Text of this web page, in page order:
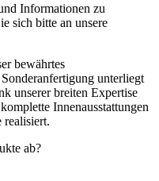
Informationen zu
sich bitte an unsere
bewährtes
unterliegt
unserer breiten Expertise
Innenausstattungen
realisiert.
ab?